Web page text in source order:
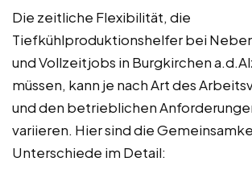
Die zeitliche Flexibilität, die
Tiefkühlproduktionshelfer bei
und Vollzeitjobs in Burgkirchen
müssen, kann je nach Art des
und den betrieblichen
variieren. Hier sind die
Unterschiede im Detail: